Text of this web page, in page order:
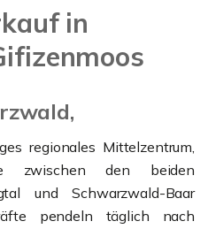
in
regionales Mittelzentrum,
zwischen den beiden
und Schwarzwald-Baar
pendeln täglich nach